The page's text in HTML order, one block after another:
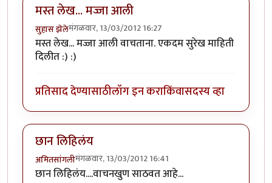
मस्त लेख... मज्जा आली
सुहास झेलेमंगळवार, 13/03/2012 16:27
मस्त लेख... मज्जा आली वाचताना. एकदम सुरेख माहिती
दिलीत :) :)
प्रतिसाद देण्यासाठीलॉग इन कराकिंवासदस्य व्हा
छान लिहिलंय
अमितसांगलीमंगळवार, 13/03/2012 16:41
छान लिहिलंय....वाचनखुण साठवत आहे...